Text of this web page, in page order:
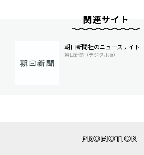
関連サイト
朝日新聞社のニュースサイト
朝日新聞（デジタル版）